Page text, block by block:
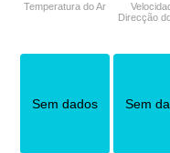
Temperatura do Ar
Direcção
Sem dados Sem